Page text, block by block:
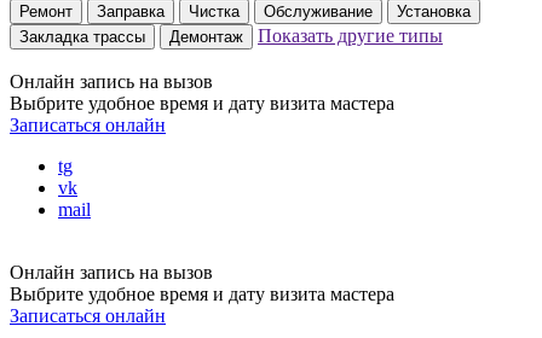
Ремонт Заправка Чистка Обслуживание
Установка
Закладка трассы
Демонтаж Показать другие типы
Онлайн запись на вызов
Выбрите удобное время и дату визита мастера
Записаться онлайн
tg
vk
mail
Онлайн запись на вызов
Выбрите удобное время и дату визита мастера
Записаться онлайн